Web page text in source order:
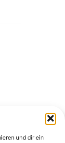
und dir ein